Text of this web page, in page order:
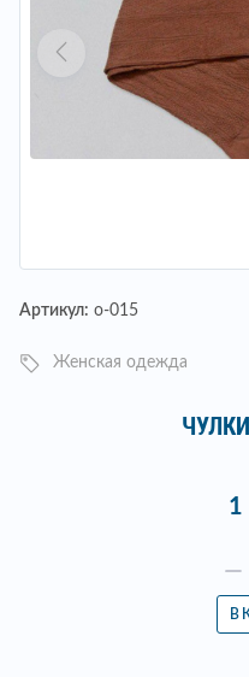
Артикул: о-015
Женская одежда
1
В